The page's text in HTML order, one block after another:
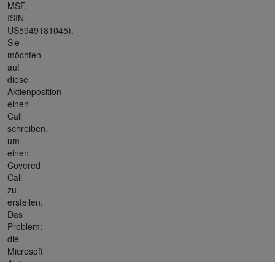
MSF,
ISIN
US5949181045).
Sie
möchten
auf
diese
Aktienposition
einen
Call
schreiben,
um
einen
Covered
Call
zu
erstellen.
Das
Problem:
die
Microsoft